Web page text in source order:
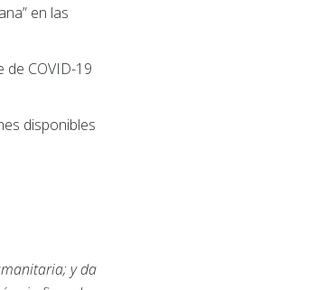
en las
COVID-19
disponibles
y da